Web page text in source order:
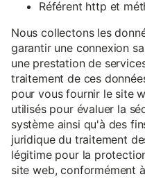
Référent http et
Nous collectons les
garantir une connexion
une prestation de
traitement de ces
pour vous fournir le site
utilisés pour évaluer la
système ainsi qu'à des
juridique du traitement
légitime pour la
site web, conformément